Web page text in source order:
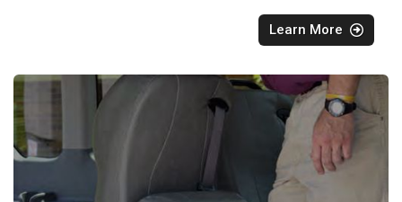
Learn More